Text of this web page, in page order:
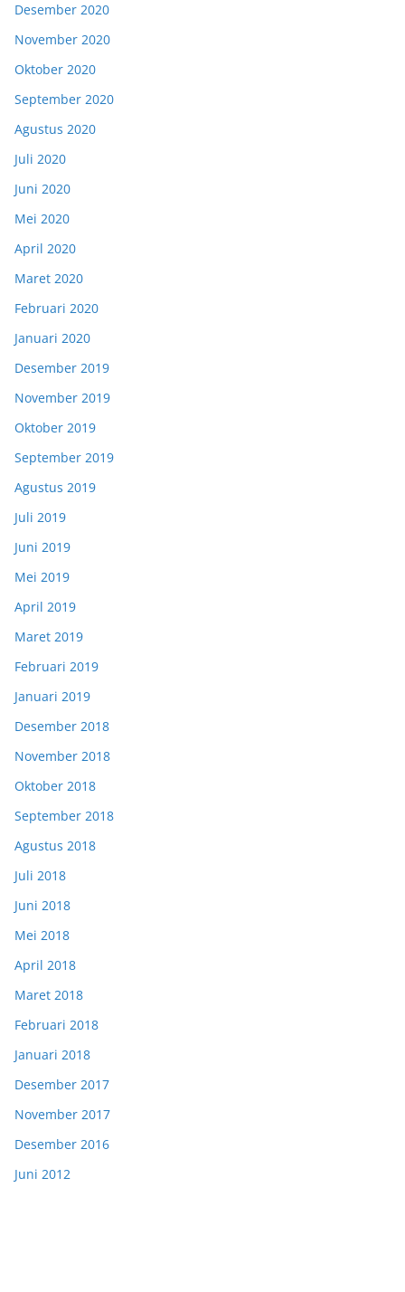
Desember 2020
November 2020
Oktober 2020
September 2020
Agustus 2020
Juli 2020
Juni 2020
Mei 2020
April 2020
Maret 2020
Februari 2020
Januari 2020
Desember 2019
November 2019
Oktober 2019
September 2019
Agustus 2019
Juli 2019
Juni 2019
Mei 2019
April 2019
Maret 2019
Februari 2019
Januari 2019
Desember 2018
November 2018
Oktober 2018
September 2018
Agustus 2018
Juli 2018
Juni 2018
Mei 2018
April 2018
Maret 2018
Februari 2018
Januari 2018
Desember 2017
November 2017
Desember 2016
Juni 2012